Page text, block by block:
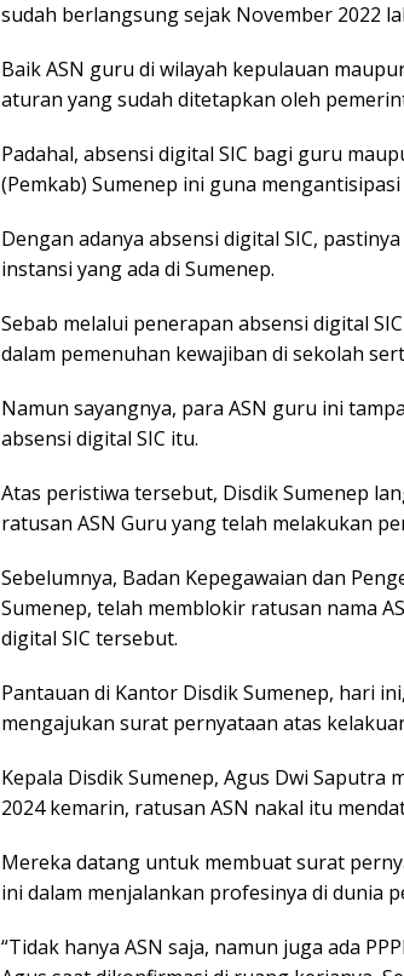
sudah berlangsung sejak November 2022
Baik ASN guru di wilayah kepulauan
aturan yang sudah ditetapkan oleh
Padahal, absensi digital SIC bagi guru
(Pemkab) Sumenep ini guna
Dengan adanya absensi digital SIC,
instansi yang ada di Sumenep.
Sebab melalui penerapan absensi digital
dalam pemenuhan kewajiban di sekolah
Namun sayangnya, para ASN guru ini
absensi digital SIC itu.
Atas peristiwa tersebut, Disdik Sumenep
ratusan ASN Guru yang telah melakukan
Sebelumnya, Badan Kepegawaian dan
Sumenep, telah memblokir ratusan nama
digital SIC tersebut.
Pantauan di Kantor Disdik Sumenep, hari
mengajukan surat pernyataan atas
Kepala Disdik Sumenep, Agus Dwi Saputra
2024 kemarin, ratusan ASN nakal itu
Mereka datang untuk membuat surat
ini dalam menjalankan profesinya di dunia
“Tidak hanya ASN saja, namun juga ada